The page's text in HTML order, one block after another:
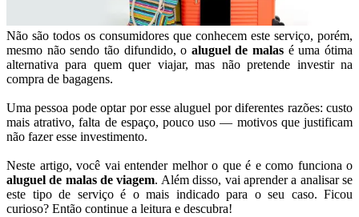
Não são todos os consumidores que conhecem este serviço, porém,
mesmo não sendo tão difundido, o aluguel de malas é uma ótima
alternativa para quem quer viajar, mas não pretende investir na
compra de bagagens.
Uma pessoa pode optar por esse aluguel por diferentes razões: custo
mais atrativo, falta de espaço, pouco uso — motivos que justificam
não fazer esse investimento.
Neste artigo, você vai entender melhor o que é e como funciona o
aluguel de malas de viagem. Além disso, vai aprender a analisar se
este tipo de serviço é o mais indicado para o seu caso. Ficou
curioso? Então continue a leitura e descubra!